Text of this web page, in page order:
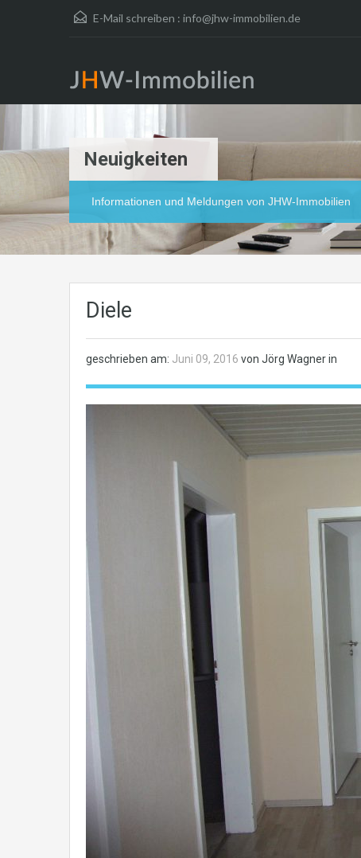
E-Mail schreiben : info@jhw-immobilien.de
Neuigkeiten
Informationen und Meldungen von JHW-Immobilien
Diele
geschrieben am: Juni 09, 2016 von Jörg Wagner in